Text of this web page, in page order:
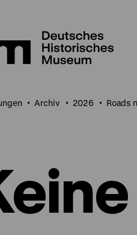
Archiv 2026 Roads